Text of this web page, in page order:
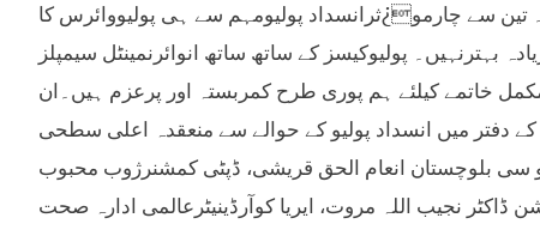
تین سے چارمو¿ثرانسداد پولیومہم سے ہی پولیووائرس کا
بہترنہیں۔ پولیوکیسز کے ساتھ ساتھ انوائرنمینٹل سیمپلز
مکمل خاتمے کیلئے ہم پوری طرح کمربستہ اور پرعزم ہیں۔ان
دفتر میں انسداد پولیو کے حوالے سے منعقدہ اعلی سطحی
سی بلوچستان انعام الحق قریشی، ڈپٹی کمشنرژوب محبوب
ڈاکٹر نجیب اللہ مروت، ایریا کوآرڈینیٹرعالمی ادارہ صحت